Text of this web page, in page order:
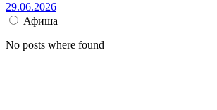
29.06.2026
Афиша
No posts where found